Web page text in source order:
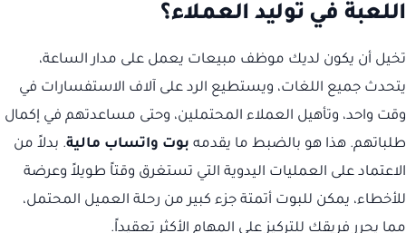
اللعبة في توليد العملاء؟
تخيل أن يكون لديك موظف مبيعات يعمل على مدار الساعة،
يتحدث جميع اللغات، ويستطيع الرد على آلاف الاستفسارات في
وقت واحد، وتأهيل العملاء المحتملين، وحتى مساعدتهم في إكمال
طلباتهم. هذا هو بالضبط ما يقدمه بوت واتساب مالية. بدلاً من
الاعتماد على العمليات اليدوية التي تستغرق وقتاً طويلاً وعرضة
للأخطاء، يمكن للبوت أتمتة جزء كبير من رحلة العميل المحتمل،
مما يحرر فريقك للتركيز على المهام الأكثر تعقيداً.